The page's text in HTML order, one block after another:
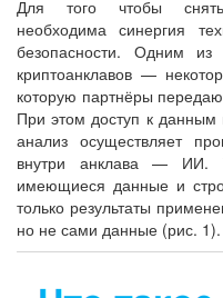
Для того чтобы снять
необходима синергия
безопасности. Одним
криптоанклавов —
которую партнёры
При этом доступ к данным
анализ осуществляет
внутри анклава — ИИ.
имеющиеся данные и
только результаты
но не сами данные (рис. 1).